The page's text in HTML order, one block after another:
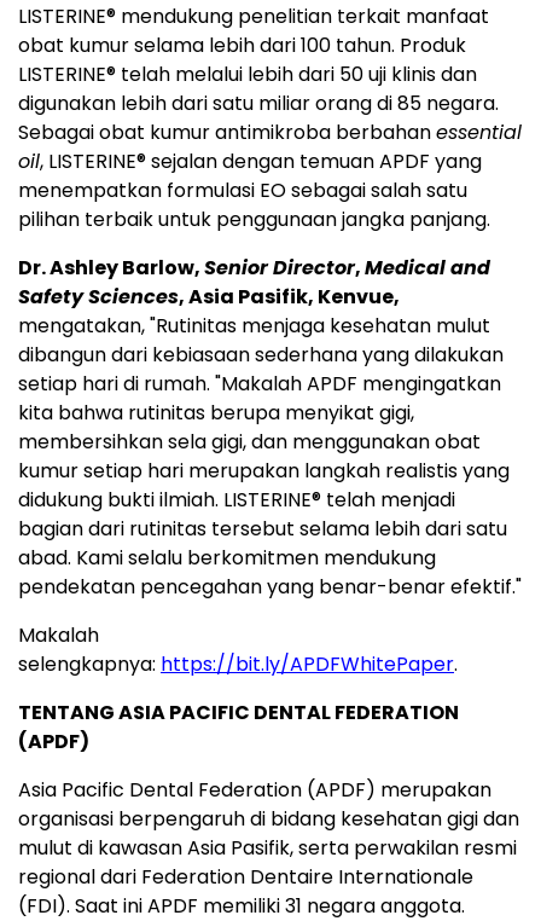
LISTERINE® mendukung penelitian terkait manfaat
obat kumur selama lebih dari 100 tahun. Produk
LISTERINE® telah melalui lebih dari 50 uji klinis dan
digunakan lebih dari satu miliar orang di 85 negara.
Sebagai obat kumur antimikroba berbahanessential
oil, LISTERINE® sejalan dengan temuan APDF yang
menempatkan formulasi EO sebagai salah satu
pilihan terbaik untuk penggunaan jangka panjang.
Dr. Ashley Barlow,Senior Director,Medical and
Safety Sciences, Asia Pasifik, Kenvue,
mengatakan, "Rutinitas menjaga kesehatan mulut
dibangun dari kebiasaan sederhana yang dilakukan
setiap hari di rumah. "Makalah APDF mengingatkan
kita bahwa rutinitas berupa menyikat gigi,
membersihkan sela gigi, dan menggunakan obat
kumur setiap hari merupakan langkah realistis yang
didukung bukti ilmiah. LISTERINE® telah menjadi
bagian dari rutinitas tersebut selama lebih dari satu
abad. Kami selalu berkomitmen mendukung
pendekatan pencegahan yang benar-benar efektif."
Makalah
selengkapnya: https://bit.ly/APDFWhitePaper.
TENTANG ASIA PACIFIC DENTAL FEDERATION
(APDF)
Asia Pacific Dental Federation (APDF) merupakan
organisasi berpengaruh di bidang kesehatan gigi dan
mulut di kawasan Asia Pasifik, serta perwakilan resmi
regional dari Federation Dentaire Internationale
(FDI). Saat ini APDF memiliki 31 negara anggota.